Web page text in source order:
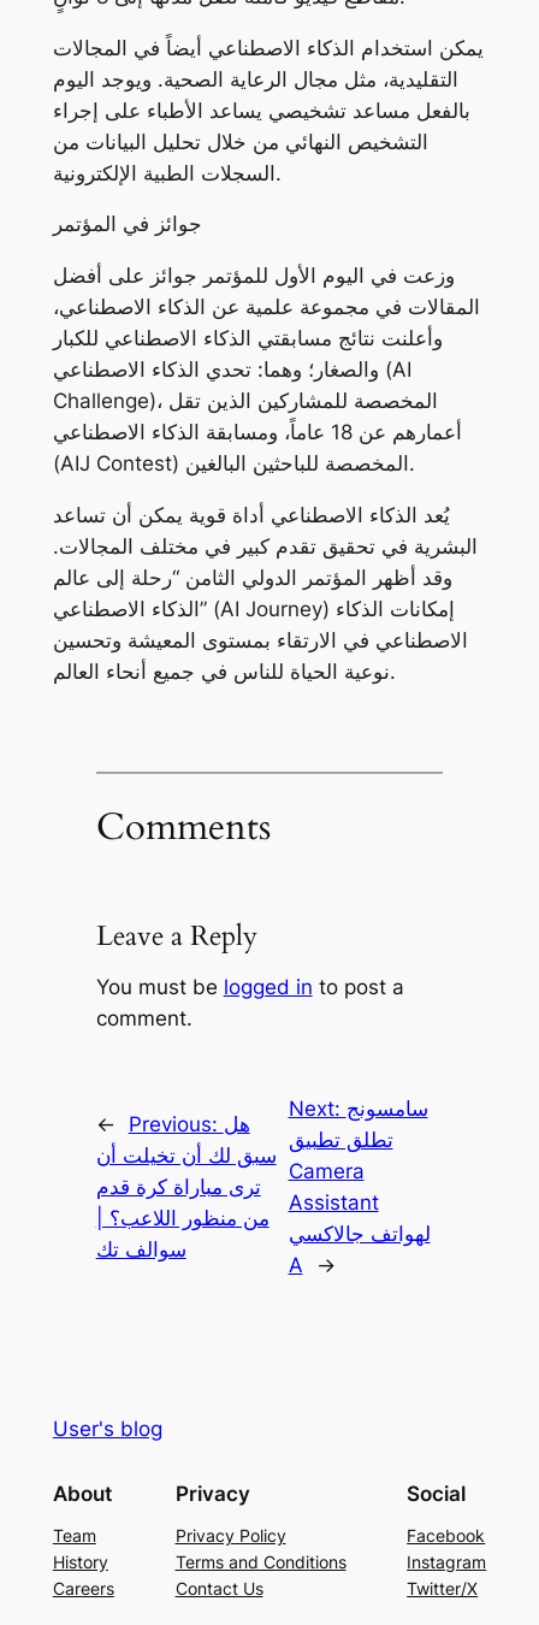
يمكن استخدام الذكاء الاصطناعي أيضاً في المجالات
التقليدية، مثل مجال الرعاية الصحية. ويوجد اليوم
بالفعل مساعد تشخيصي يساعد الأطباء على إجراء
التشخيص النهائي من خلال تحليل البيانات من
السجلات الطبية الإلكترونية.
جوائز في المؤتمر
وزعت في اليوم الأول للمؤتمر جوائز على أفضل
المقالات في مجموعة علمية عن الذكاء الاصطناعي،
وأعلنت نتائج مسابقتي الذكاء الاصطناعي للكبار
والصغار؛ وهما: تحدي الذكاء الاصطناعي (AI
Challenge)، المخصصة للمشاركين الذين تقل
أعمارهم عن 18 عاماً، ومسابقة الذكاء الاصطناعي
(AIJ Contest) المخصصة للباحثين البالغين.
يُعد الذكاء الاصطناعي أداة قوية يمكن أن تساعد
البشرية في تحقيق تقدم كبير في مختلف المجالات.
وقد أظهر المؤتمر الدولي الثامن “رحلة إلى عالم
الذكاء الاصطناعي” (AI Journey) إمكانات الذكاء
الاصطناعي في الارتقاء بمستوى المعيشة وتحسين
نوعية الحياة للناس في جميع أنحاء العالم.
Comments
Leave a Reply
You must be logged in to post a
comment.
← Previous: هل
سبق لك أن تخيلت أن
ترى مباراة كرة قدم
من منظور اللاعب؟ |
سوالف تك
Next: سامسونج
تطلق تطبيق
Camera
Assistant
لهواتف جالاكسي
A
→
User's blog
About
Team
History
Careers
Privacy
Privacy Policy
Terms and Conditions
Contact Us
Social
Facebook
Instagram
Twitter/X